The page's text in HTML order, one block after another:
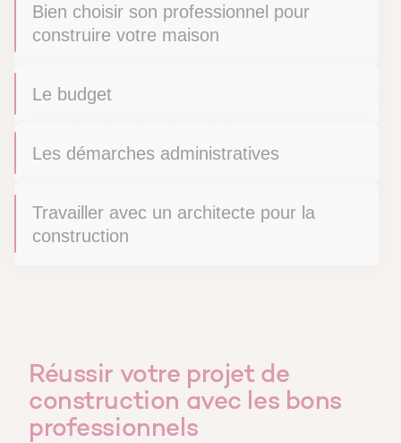
Bien choisir son professionnel pour
construire votre maison
Le budget
Les démarches administratives
Travailler avec un architecte pour la
construction
Réussir votre projet de
construction avec les bons
professionnels